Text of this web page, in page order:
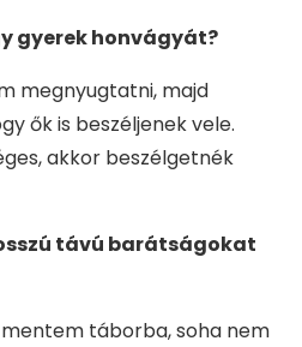
gyerek honvágyát?
megnyugtatni, majd
ők is beszéljenek vele.
akkor beszélgetnék
távú barátságokat
táborba, soha nem